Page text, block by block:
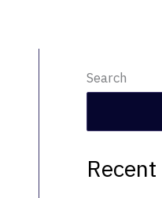
Search